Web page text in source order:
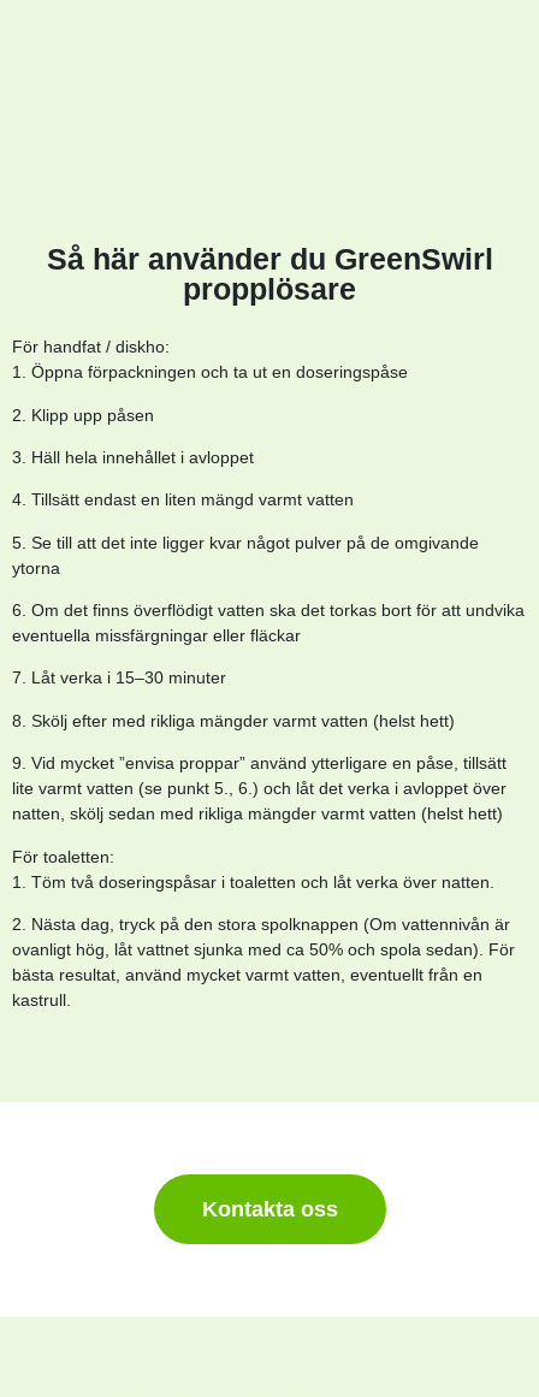
Så här använder du GreenSwirl
propplösare
För handfat / diskho:
1. Öppna förpackningen och ta ut en doseringspåse
2. Klipp upp påsen
3. Häll hela innehållet i avloppet
4. Tillsätt endast en liten mängd varmt vatten
5. Se till att det inte ligger kvar något pulver på de omgivande
ytorna
6. Om det finns överflödigt vatten ska det torkas bort för att undvika
eventuella missfärgningar eller fläckar
7. Låt verka i 15–30 minuter
8. Skölj efter med rikliga mängder varmt vatten (helst hett)
9. Vid mycket ”envisa proppar” använd ytterligare en påse, tillsätt
lite varmt vatten (se punkt 5., 6.) och låt det verka i avloppet över
natten, skölj sedan med rikliga mängder varmt vatten (helst hett)
För toaletten:
1. Töm två doseringspåsar i toaletten och låt verka över natten.
2. Nästa dag, tryck på den stora spolknappen (Om vattennivån är
ovanligt hög, låt vattnet sjunka med ca 50% och spola sedan). För
bästa resultat, använd mycket varmt vatten, eventuellt från en
kastrull.
Kontakta oss